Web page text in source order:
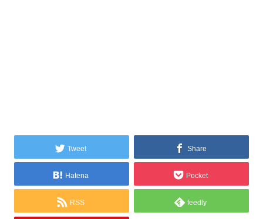
Tweet Share
Hatena Pocket
RSS feedly